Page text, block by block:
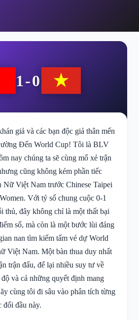
1-0
giả và các bạn độc giả thân mến
Đến World Cup! Tôi là BLV
nay chúng ta sẽ cùng mổ xẻ trận
cũng không kém phần tiếc
Việt Nam trước Chinese Taipei
Với tỷ số chung cuộc 0-1
thủ, đây không chỉ là một thất bại
số, mà còn là một bước lùi đáng
nan tìm kiếm tấm vé dự World
Việt Nam. Một bàn thua duy nhất
trận đấu, để lại nhiều suy tư về
và cả những quyết định mang
cùng tôi đi sâu vào phân tích từng
đối đầu này.